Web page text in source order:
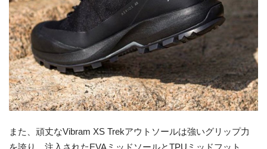
また、頑丈なVibram XS Trekアウトソールは強いグリップ力